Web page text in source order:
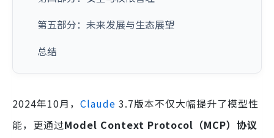
第五部分：未来发展与生态展望
总结
2024年10月， Claude 3.7版本不仅大幅提升了模型性
能，更通过Model Context Protocol（MCP）协议